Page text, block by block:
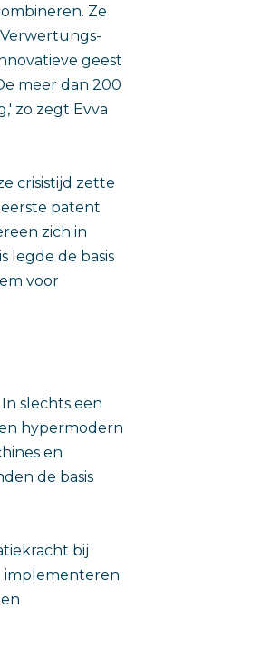
Ze
geest
meer dan 200
zo zegt Evva
crisistijd zette
patent
zich in
legde de basis
voor
slechts een
hypermodern
en
de basis
bij
implementeren